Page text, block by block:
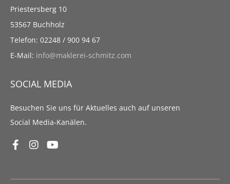
Priestersberg 10
53567 Buchholz
Telefon: 02248 / 900 94 67
E-Mail: info@maklerei-schmitz.com
SOCIAL MEDIA
Besuchen Sie uns für Aktuelles auch auf unseren
Social Media-Kanälen.